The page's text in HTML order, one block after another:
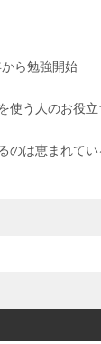
ら勉強開始
使う人のお役
のは恵まれて